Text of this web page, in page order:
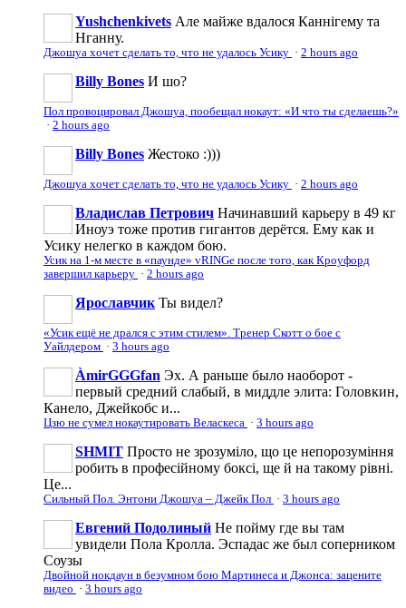
Yushchenkivets Але майже вдалося Каннігему та
Нганну.
Джошуа хочет сделать то, что не удалось Усику · 2 hours ago
Billy Bones И шо?
Пол провоцировал Джошуа, пообещал нокаут: «И что ты сделаешь?»
· 2 hours ago
Billy Bones Жестоко :)))
Джошуа хочет сделать то, что не удалось Усику · 2 hours ago
Владислав Петрович Начинавший карьеру в 49 кг
Иноуэ тоже против гигантов дерётся. Ему как и
Усику нелегко в каждом бою.
Усик на 1-м месте в «паунде» vRINGe после того, как Кроуфорд
завершил карьеру · 2 hours ago
Ярославчик Ты видел?
«Усик ещё не дрался с этим стилем». Тренер Скотт о бое с
Уайлдером · 3 hours ago
ÀmirGGGfan Эх. А раньше было наоборот -
первый средний слабый, в миддле элита: Головкин,
Канело, Джейкобс и...
Цзю не сумел нокаутировать Веласкеса · 3 hours ago
SHMIT Просто не зрозуміло, що це непорозуміння
робить в професійному боксі, ще й на такому рівні.
Це...
Сильный Пол. Энтони Джошуа – Джейк Пол · 3 hours ago
Евгений Подолиный Не пойму где вы там
увидели Пола Кролла. Эспадас же был соперником
Соузы
Двойной нокдаун в безумном бою Мартинеса и Джонса: зацените
видео · 3 hours ago